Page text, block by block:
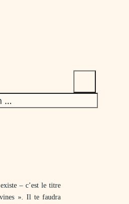
– c’est le titre
». Il te faudra